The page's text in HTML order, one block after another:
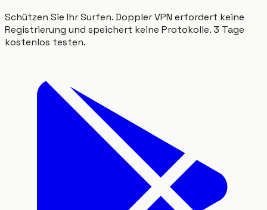
Schützen Sie Ihr Surfen. Doppler VPN erfordert keine
Registrierung und speichert keine Protokolle. 3 Tage
kostenlos testen.